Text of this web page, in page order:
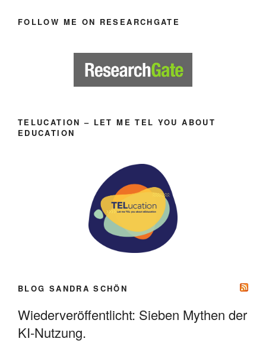
FOLLOW ME ON RESEARCHGATE
TELUCATION – LET ME TEL YOU ABOUT
EDUCATION
BLOG SANDRA SCHÖN
Wiederveröffentlicht: Sieben Mythen der
KI-Nutzung.